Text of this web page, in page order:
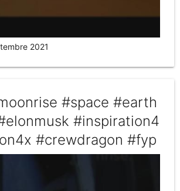
2021
#space #earth
#inspiration4
#crewdragon #fyp